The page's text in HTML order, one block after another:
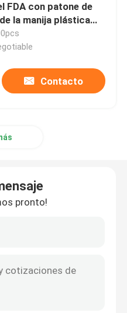
de hielo
FDA con patone de
la manija plástica
Contacto
pronto!